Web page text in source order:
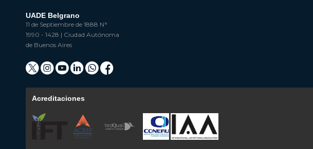
UADE Belgrano
11 de Septiembre de 1888 N°
1990 - 1428 | Ciudad Autónoma
de Buenos Aires
Acreditaciones